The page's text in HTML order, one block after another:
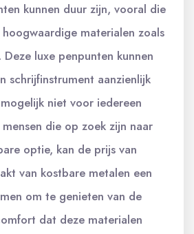
kunnen duur zijn, vooral die
materialen zoals
luxe penpunten kunnen
schrijfinstrument aanzienlijk
niet voor iedereen
die op zoek zijn naar
optie, kan de prijs van
van kostbare metalen een
om te genieten van de
dat deze materialen